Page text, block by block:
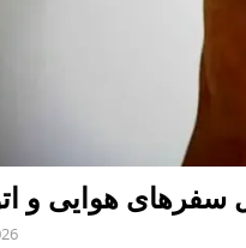
هوایی و